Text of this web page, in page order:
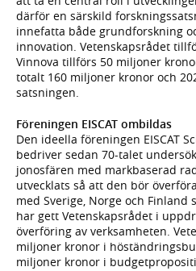
därför en särskild
innefatta både grundforskning
innovation. Vetenskapsrådet
Vinnova tillförs 50 miljoner
totalt 160 miljoner kronor och
satsningen.
Föreningen EISCAT ombildas
Den ideella föreningen EISCAT
bedriver sedan 70-talet
jonosfären med markbaserad
utvecklats så att den bör
med Sverige, Norge och Finland
har gett Vetenskapsrådet i
överföring av verksamheten.
miljoner kronor i
miljoner kronor i